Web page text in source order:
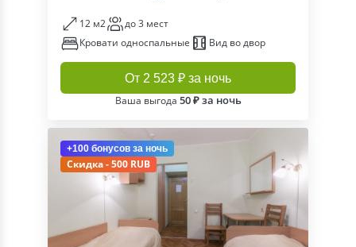
12 м2
до 3 мест
Кровати односпальные
Вид во двор
От 2 523 ₽ за ночь
Ваша выгода 50 ₽ за ночь
+100 бонусов за ночь
Скидка - 500 RUB